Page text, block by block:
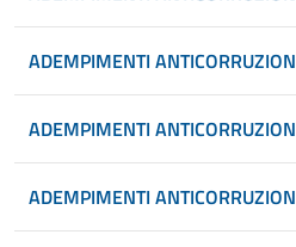
ADEMPIMENTI
ADEMPIMENTI
ADEMPIMENTI